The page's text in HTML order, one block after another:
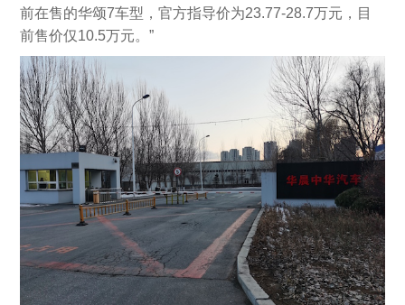
前在售的华颂7车型，官方指导价为23.77-28.7万元，目
前售价仅10.5万元。”